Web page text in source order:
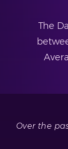
The
Over the